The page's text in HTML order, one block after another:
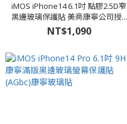
iMOS iPhone14 6.1吋 點膠2.5D窄
黑邊玻璃保護貼 美商康寧公司授...
NT$1,090